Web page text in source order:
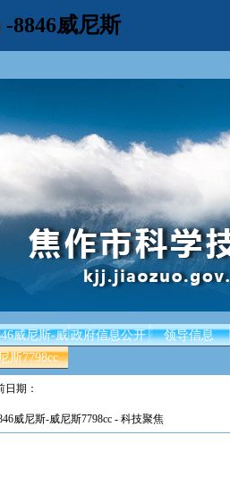
8846威尼斯
威尼斯-威
斯7798cc
政府信息公开 领导信息
日期：
威尼斯-威尼斯7798cc - 科技聚焦